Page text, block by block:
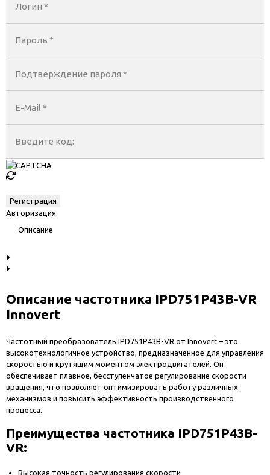
Логин *
Пароль *
Подтверждение пароля *
E-Mail *
Введите код:
Авторизация
Описание
Описание частотника IPD751P43B-VR
Innovert
Частотный преобразователь IPD751P43B-VR от Innovert – это
высокотехнологичное устройство, предназначенное для управления
скоростью и крутящим моментом электродвигателей. Он
обеспечивает плавное, бесступенчатое регулирование скорости
вращения, что позволяет оптимизировать работу различных
механизмов и повысить эффективность производственного
процесса.
Преимущества частотника IPD751P43B-
VR:
Высокая точность регулирования скорости